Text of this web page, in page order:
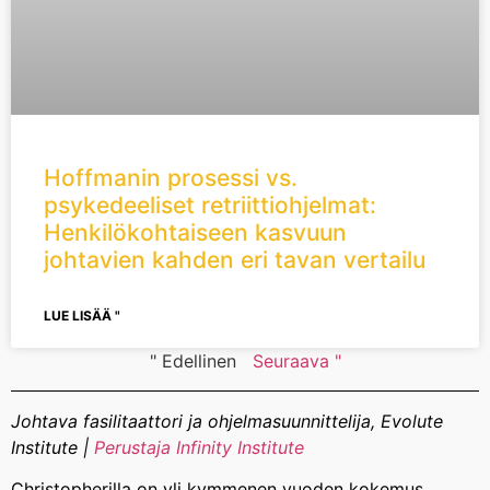
Hoffmanin prosessi vs.
psykedeeliset retriittiohjelmat:
Henkilökohtaiseen kasvuun
johtavien kahden eri tavan vertailu
LUE LISÄÄ "
" Edellinen Seuraava "
Johtava fasilitaattori ja ohjelmasuunnittelija, Evolute
Institute | Perustaja Infinity Institute